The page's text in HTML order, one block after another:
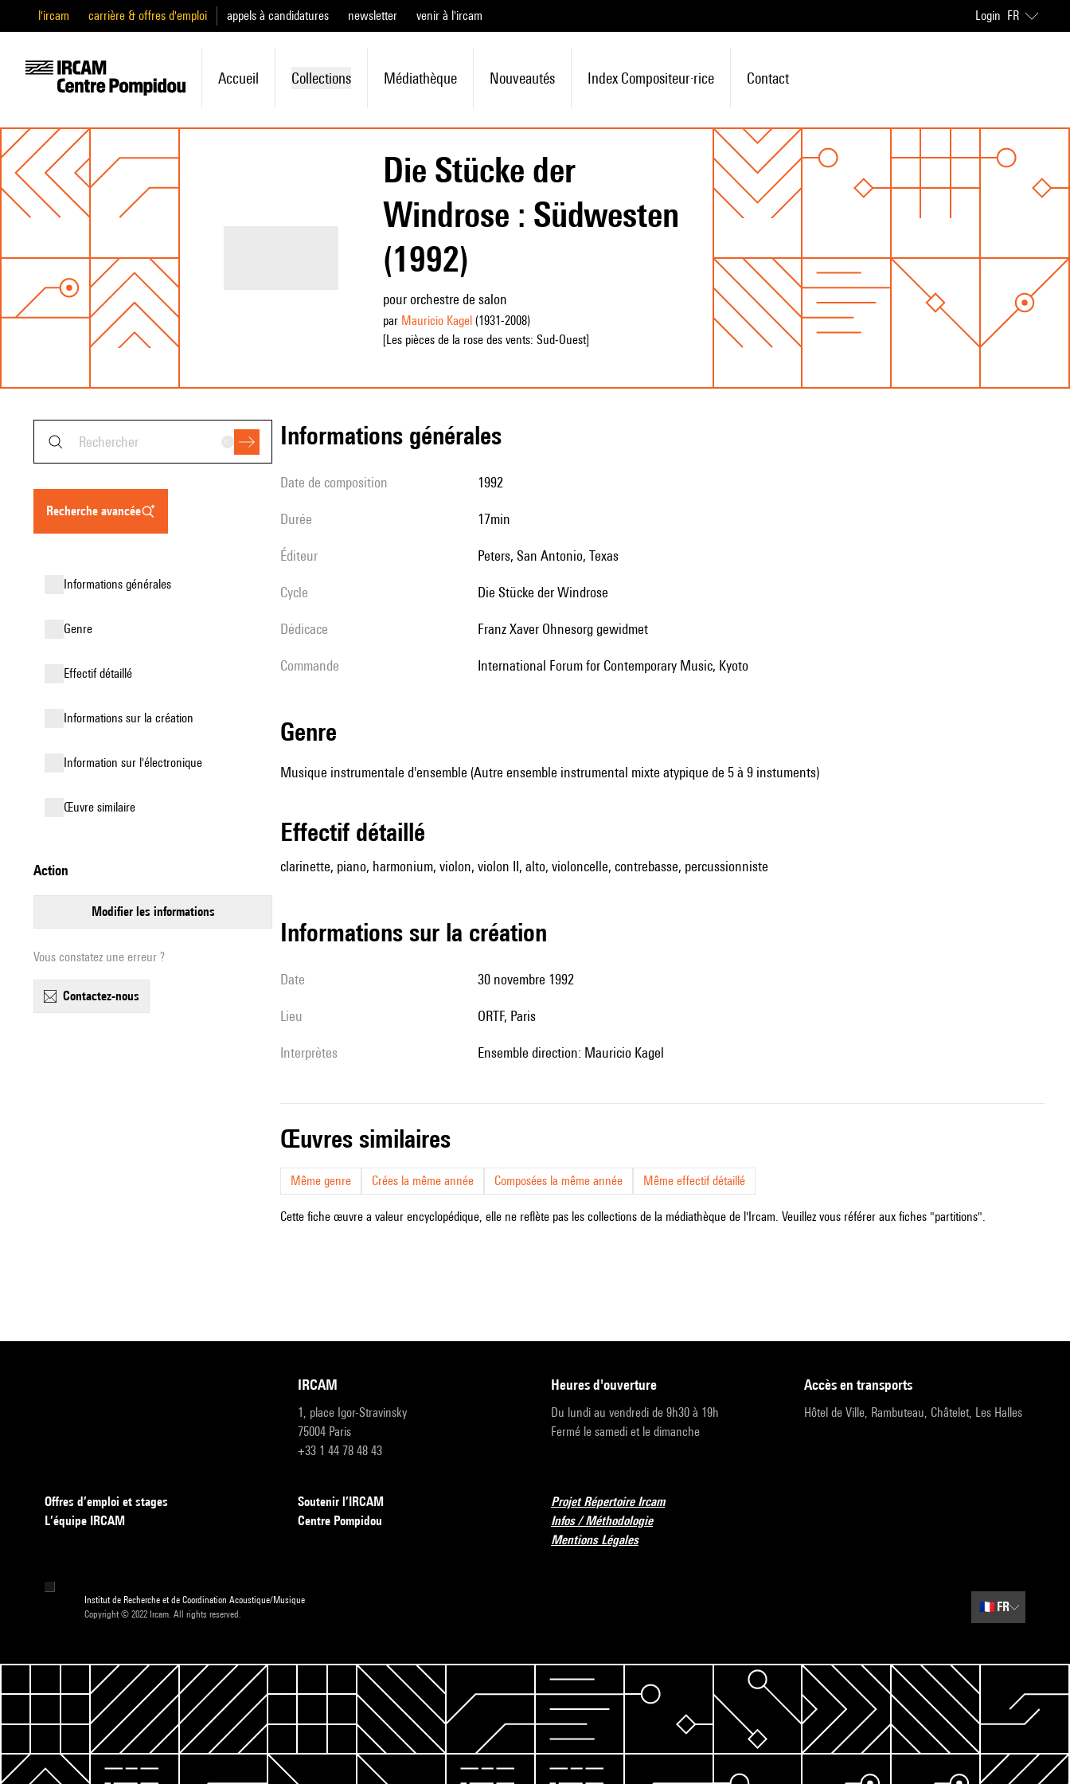
l'ircam carrière & offres d'emploi appels à candidatures newsletter venir à l'ircam Login FR
Accueil Collections Médiathèque Nouveautés Index Compositeur·rice Contact
Die Stücke der
Windrose : Südwesten
(1992)
pour orchestre de salon
par Mauricio Kagel(1931-2008)
[Les pièces de la rose des vents: Sud-Ouest]
recherche avancée
informations générales
genre
effectif détaillé
informations sur la création
Information sur l'électronique
œuvre similaire
action
modifier les informations
Vous constatez une erreur ?
contactez-nous
informations générales
date de composition 1992
durée 17min
éditeur Peters, San Antonio, Texas
Cycle Die Stücke der Windrose
Dédicace Franz Xaver Ohnesorg gewidmet
Commande International Forum for Contemporary Music, Kyoto
genre
Musique instrumentale d'ensemble (Autre ensemble instrumental mixte atypique de 5 à 9 instuments)
effectif détaillé
clarinette, piano, harmonium, violon, violon II, alto, violoncelle, contrebasse, percussionniste
informations sur la création
date 30 novembre 1992
lieu ORTF, Paris
interprètes Ensemble direction: Mauricio Kagel
œuvres similaires
Même genre Crées la même année Composées la même année Même effectif détaillé
Cette fiche œuvre a valeur encyclopédique, elle ne reflète pas les collections de la médiathèque de l'Ircam. Veuillez vous référer aux fiches "partitions".
IRCAM
1, place Igor-Stravinsky
75004 Paris
+33 1 44 78 48 43
heures d'ouverture
Du lundi au vendredi de 9h30 à 19h
Fermé le samedi et le dimanche
accès en transports
Hôtel de Ville, Rambuteau, Châtelet, Les Halles
Offres d’emploi et stages
L’équipe IRCAM
Soutenir l’IRCAM
Centre Pompidou
Projet Répertoire Ircam
Infos / Méthodologie
Mentions Légales
Institut de Recherche et de Coordination Acoustique/Musique
Copyright © 2022 Ircam. All rights reserved.
🇫🇷 FR